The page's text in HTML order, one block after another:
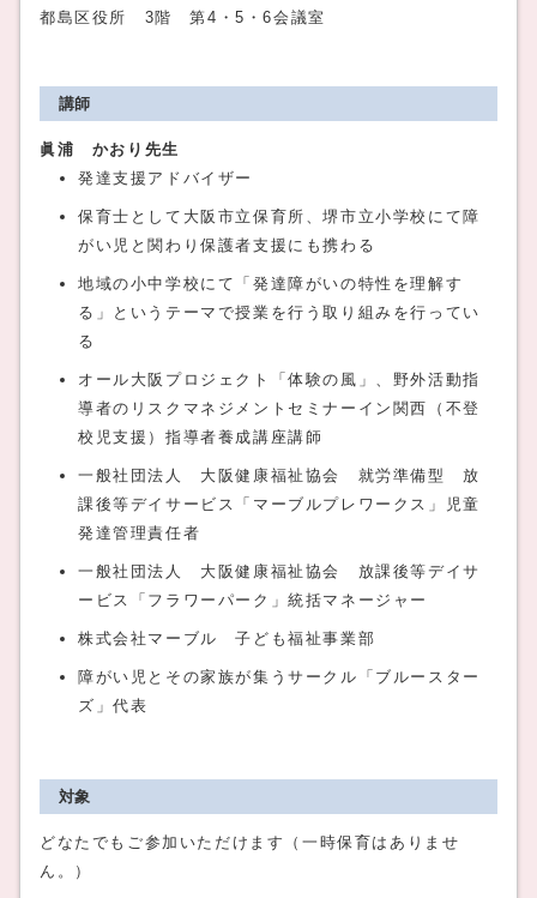
都島区役所 3階 第4・5・6会議室
講師
眞浦 かおり先生
発達支援アドバイザー
保育士として大阪市立保育所、堺市立小学校にて障
がい児と関わり保護者支援にも携わる
地域の小中学校にて「発達障がいの特性を理解す
る」というテーマで授業を行う取り組みを行ってい
る
オール大阪プロジェクト「体験の風」、野外活動指
導者のリスクマネジメントセミナーイン関西（不登
校児支援）指導者養成講座講師
一般社団法人 大阪健康福祉協会 就労準備型 放
課後等デイサービス「マーブルプレワークス」児童
発達管理責任者
一般社団法人 大阪健康福祉協会 放課後等デイサ
ービス「フラワーパーク」統括マネージャー
株式会社マーブル 子ども福祉事業部
障がい児とその家族が集うサークル「ブルースター
ズ」代表
対象
どなたでもご参加いただけます（一時保育はありませ
ん。）